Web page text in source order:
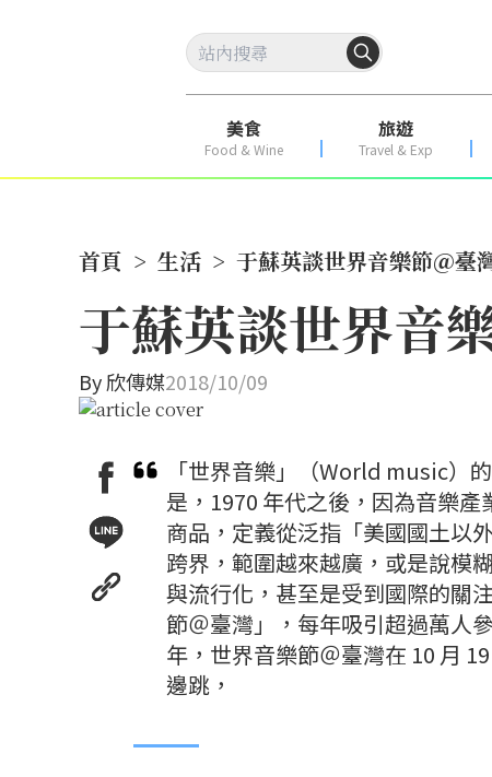
美食
Food & Wine
旅遊
Travel & Exp
首頁 > 生活 > 于蘇英談世界音樂節＠臺
于蘇英談世界音
By欣傳媒2018/10/09
「世界音樂」（World music）
是，1970 年代之後，因為音樂
商品，定義從泛指「美國國土以
跨界，範圍越來越廣，或是說模
與流行化，甚至是受到國際的關
節＠臺灣」，每年吸引超過萬人
年，世界音樂節＠臺灣在 10 月
邊跳，